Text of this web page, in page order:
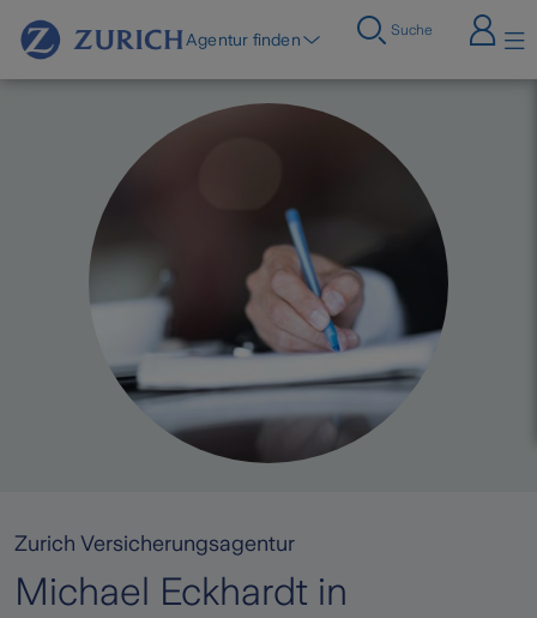
Agentur finden Suche
Zurich Versicherungsagentur
Michael Eckhardt in